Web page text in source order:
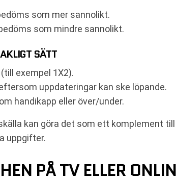
som mer sannolikt.
som mindre sannolikt.
SÄTT
exempel 1X2).
uppdateringar kan ske löpande.
handikapp eller över/under.
kan göra det som ett komplement
uppgifter.
PÅ TV ELLER